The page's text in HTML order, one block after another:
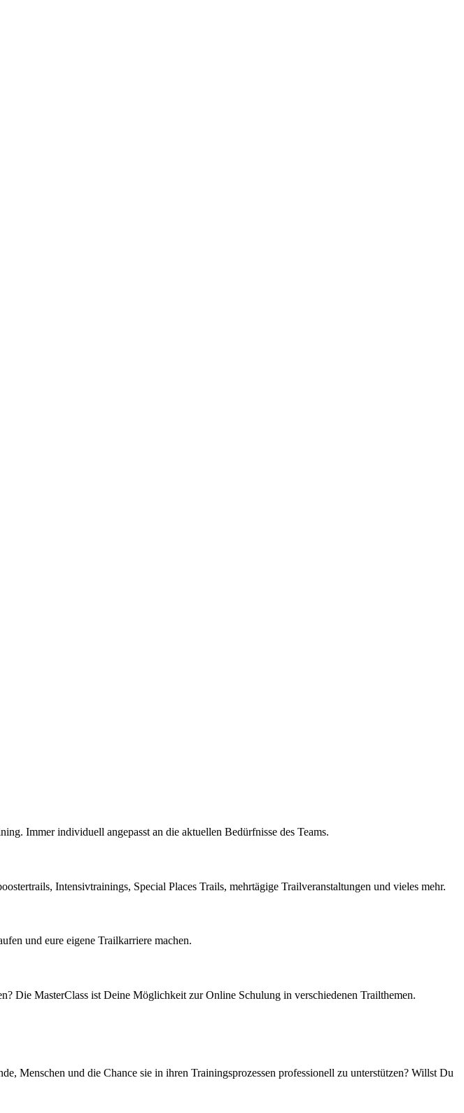
Immer individuell angepasst an die aktuellen Bedürfnisse des Teams.
Intensivtrainings, Special Places Trails, mehrtägige Trailveranstaltungen und vieles mehr.
und eure eigene Trailkarriere machen.
Die MasterClass ist Deine Möglichkeit zur Online Schulung in verschiedenen Trailthemen.
Menschen und die Chance sie in ihren Trainingsprozessen professionell zu unterstützen? Willst Du